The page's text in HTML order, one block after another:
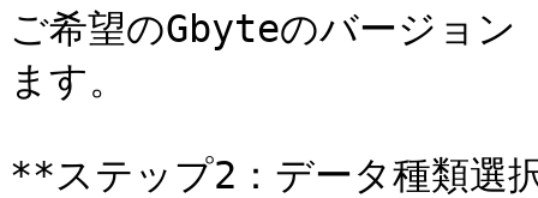
ご希望のGbyteのバージョン
ます。
**ステップ2：データ種類選